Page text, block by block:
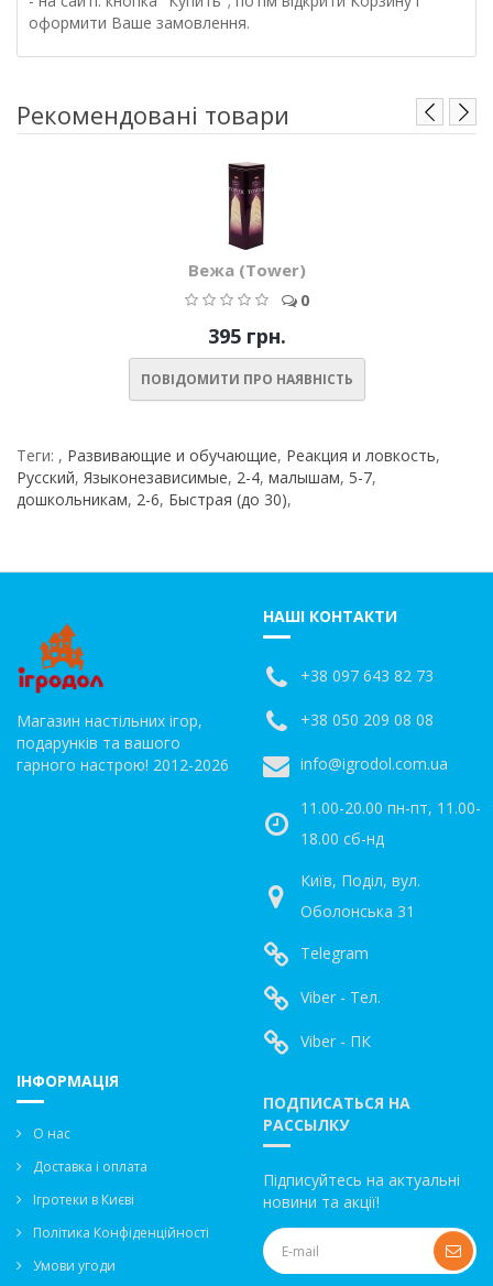
оформити Ваше замовлення.
Рекомендовані товари
Вежа (Tower)
0
395 грн.
ПОВІДОМИТИ ПРО НАЯВНІСТЬ
Теги: , Развивающие и обучающие, Реакция и ловкость,
Русский, Языконезависимые, 2-4, малышам, 5-7,
дошкольникам, 2-6, Быстрая (до 30),
Магазин настільних ігор,
подарунків та вашого
гарного настрою! 2012-2026
НАШІ КОНТАКТИ
+38 097 643 82 73
+38 050 209 08 08
info@igrodol.com.ua
11.00-20.00 пн-пт, 11.00-
18.00 сб-нд
Київ, Поділ, вул.
Оболонська 31
Telegram
Viber - Тел.
Viber - ПК
ІНФОРМАЦІЯ
О нас
Доставка і оплата
Ігротеки в Києві
Політика Конфіденційності
Умови угоди
ПОДПИСАТЬСЯ НА
РАССЫЛКУ
Підписуйтесь на актуальні
новини та акції!